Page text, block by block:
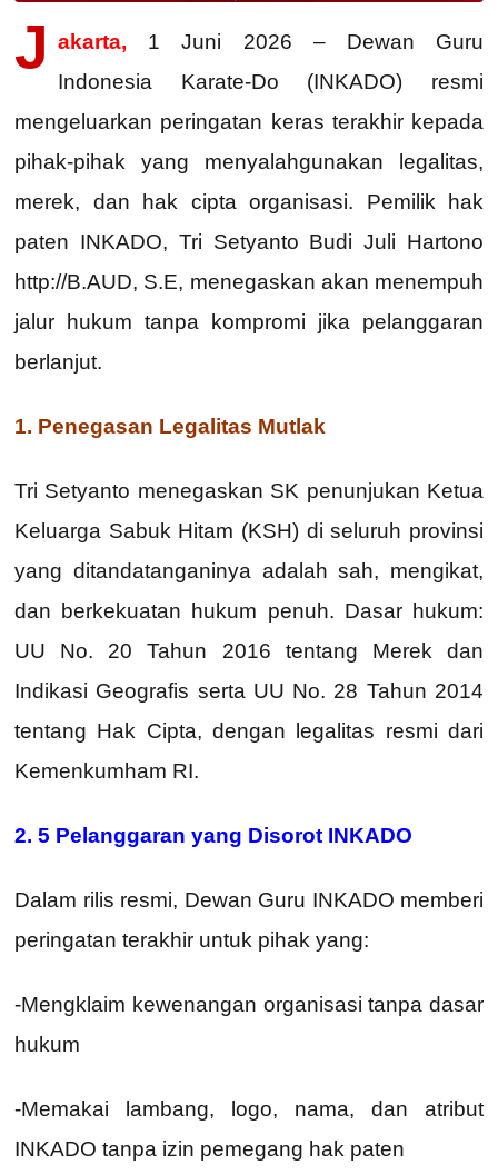
J akarta, 1 Juni 2026 – Dewan Guru
Indonesia Karate-Do (INKADO) resmi
mengeluarkan peringatan keras terakhir kepada
pihak-pihak yang menyalahgunakan legalitas,
merek, dan hak cipta organisasi. Pemilik hak
paten INKADO, Tri Setyanto Budi Juli Hartono
http://B.AUD, S.E, menegaskan akan menempuh
jalur hukum tanpa kompromi jika pelanggaran
berlanjut.
1. Penegasan Legalitas Mutlak
Tri Setyanto menegaskan SK penunjukan Ketua
Keluarga Sabuk Hitam (KSH) di seluruh provinsi
yang ditandatanganinya adalah sah, mengikat,
dan berkekuatan hukum penuh. Dasar hukum:
UU No. 20 Tahun 2016 tentang Merek dan
Indikasi Geografis serta UU No. 28 Tahun 2014
tentang Hak Cipta, dengan legalitas resmi dari
Kemenkumham RI.
2. 5 Pelanggaran yang Disorot INKADO
Dalam rilis resmi, Dewan Guru INKADO memberi
peringatan terakhir untuk pihak yang:
-Mengklaim kewenangan organisasi tanpa dasar
hukum
-Memakai lambang, logo, nama, dan atribut
INKADO tanpa izin pemegang hak paten